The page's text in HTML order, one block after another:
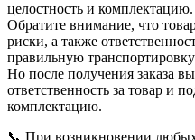
целостность и комплектацию.
Обратите внимание, что
риски, а также
правильную
Но после получения заказа
ответственность за товар и
комплектацию.